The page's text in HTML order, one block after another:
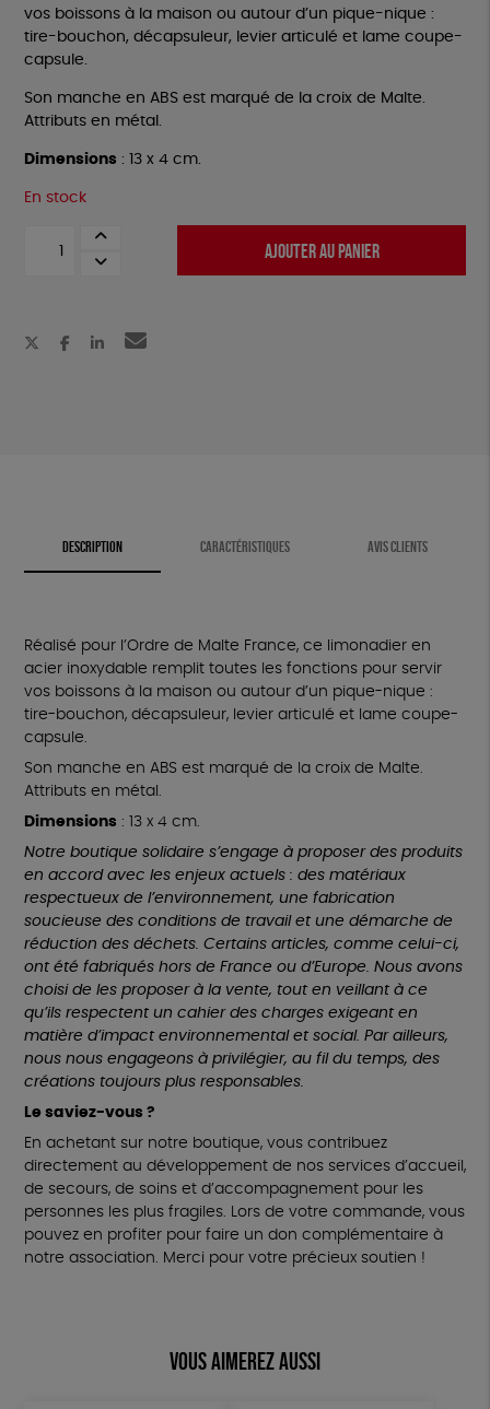
vos boissons à la maison ou autour d’un pique-nique :
tire-bouchon, décapsuleur, levier articulé et lame coupe-
capsule.
Son manche en ABS est marqué de la croix de Malte.
Attributs en métal.
Dimensions : 13 x 4 cm.
En stock
AJOUTER AU PANIER
DESCRIPTION CARACTÉRISTIQUES AVIS CLIENTS
Réalisé pour l’Ordre de Malte France, ce limonadier en
acier inoxydable remplit toutes les fonctions pour servir
vos boissons à la maison ou autour d’un pique-nique :
tire-bouchon, décapsuleur, levier articulé et lame coupe-
capsule.
Son manche en ABS est marqué de la croix de Malte.
Attributs en métal.
Dimensions : 13 x 4 cm.
Notre boutique solidaire s’engage à proposer des produits
en accord avec les enjeux actuels : des matériaux
respectueux de l’environnement, une fabrication
soucieuse des conditions de travail et une démarche de
réduction des déchets. Certains articles, comme celui-ci,
ont été fabriqués hors de France ou d’Europe. Nous avons
choisi de les proposer à la vente, tout en veillant à ce
qu’ils respectent un cahier des charges exigeant en
matière d’impact environnemental et social. Par ailleurs,
nous nous engageons à privilégier, au fil du temps, des
créations toujours plus responsables.
Le saviez-vous ?
En achetant sur notre boutique, vous contribuez
directement au développement de nos services d’accueil,
de secours, de soins et d’accompagnement pour les
personnes les plus fragiles. Lors de votre commande, vous
pouvez en profiter pour faire un don complémentaire à
notre association. Merci pour votre précieux soutien !
Vous aimerez aussi